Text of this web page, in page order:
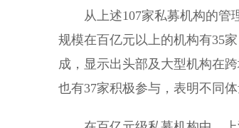
从上述107家私募机构的管
规模在百亿元以上的机构有35
成，显示出头部及大型机构在
也有37家积极参与，表明不同